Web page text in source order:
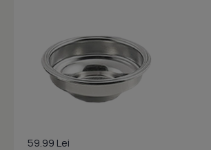
59.99 Lei